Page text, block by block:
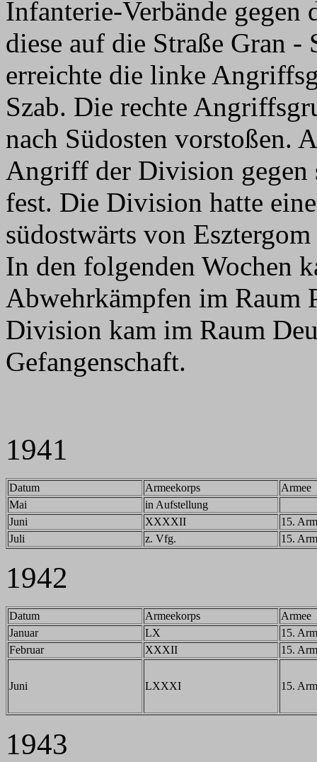
Infanterie-Verbände
diese auf die Straße Gran
erreichte die linke
Szab. Die rechte
nach Südosten vorstoßen.
Angriff der Division gegen
fest. Die Division hatte
südostwärts von
In den folgenden Wochen
Abwehrkämpfen im Raum
Division kam im Raum
Gefangenschaft.
1941
Datum Armeekorps
Armee
Mai
in Aufstellung
Juni
XXXXII
15.
Juli
z. Vfg. 15.
1942
Datum Armeekorps
Armee
Januar
LX
15.
Februar
XXXII 15.
Juni LXXXI 15.
1943